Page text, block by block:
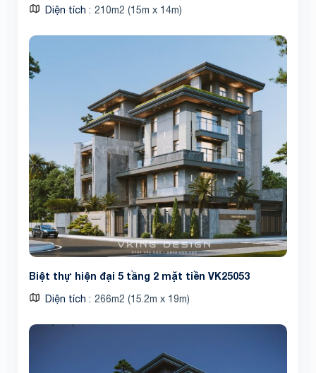
Diện tích 210m2 (15m x 14m)
Biệt thự hiện đại 5 tầng 2 mặt tiền VK25053
Diện tích 266m2 (15.2m x 19m)